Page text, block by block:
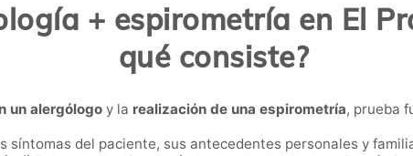
+ espirometría en El
qué consiste?
un alergólogo y la realización de una espirometría, prueba
del paciente, sus antecedentes personales y